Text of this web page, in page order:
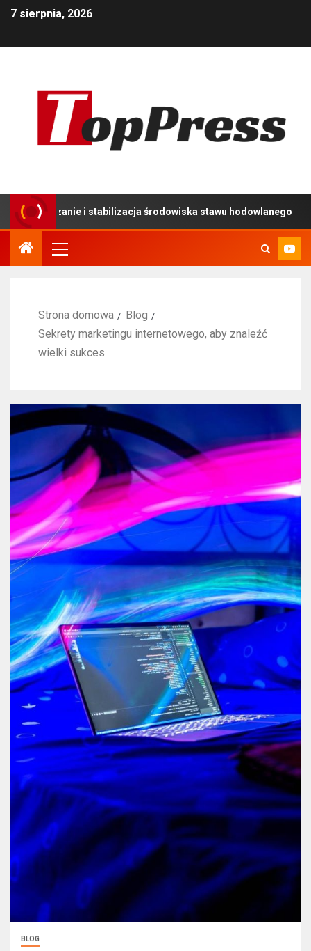
7 sierpnia, 2026
i stabilizacja środowiska stawu hodowlanego
Strona domowa
Blog
Sekrety marketingu internetowego, aby znaleźć
wielki sukces
BLOG